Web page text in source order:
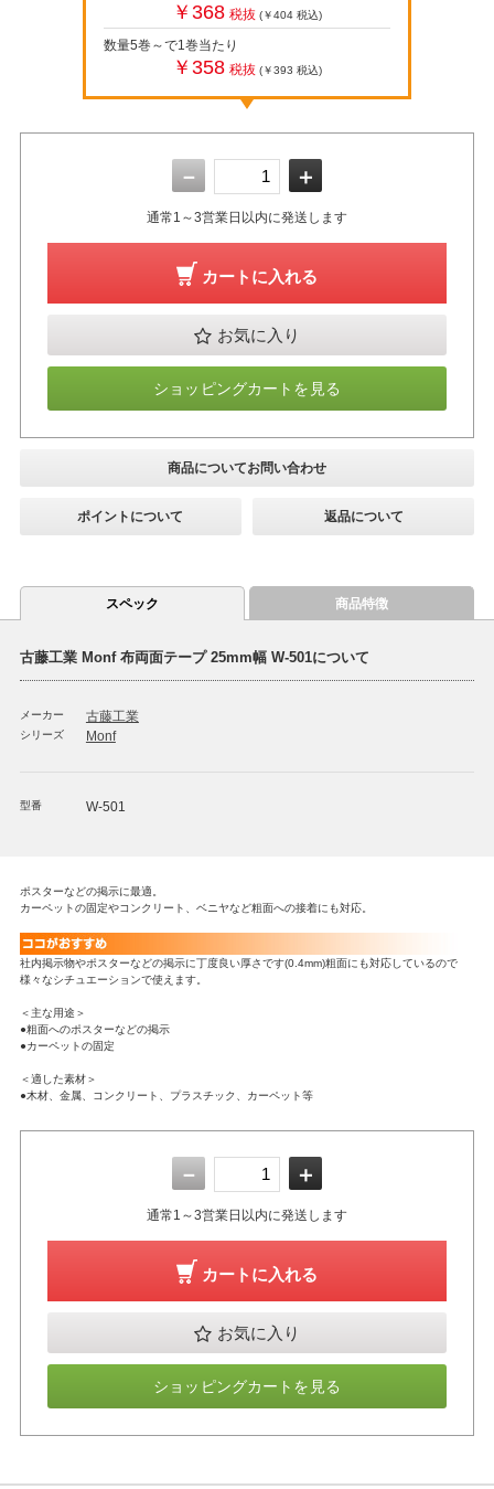
￥368 税抜 (￥404 税込)
数量5巻～で1巻当たり
￥358 税抜 (￥393 税込)
－ ＋
通常1～3営業日以内に発送します
カートに入れる
お気に入り
ショッピングカートを見る
商品についてお問い合わせ
ポイントについて 返品について
スペック 商品特徴
古藤工業 Monf 布両面テープ 25mm幅 W-501について
メーカー 古藤工業
シリーズ Monf
型番 W-501
ポスターなどの掲示に最適。
カーペットの固定やコンクリート、ベニヤなど粗面への接着にも対応。
社内掲示物やポスターなどの掲示に丁度良い厚さです(0.4mm)粗面にも対応しているので
様々なシチュエーションで使えます。
＜主な用途＞
●粗面へのポスターなどの掲示
●カーペットの固定
＜適した素材＞
●木材、金属、コンクリート、プラスチック、カーペット等
－ ＋
通常1～3営業日以内に発送します
カートに入れる
お気に入り
ショッピングカートを見る